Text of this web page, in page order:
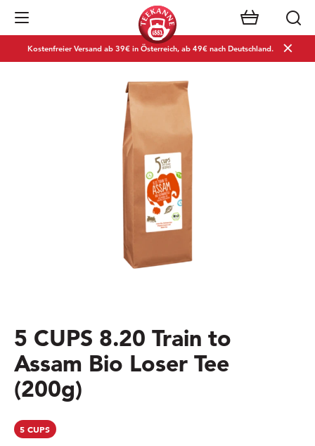
Navigation öffnen
Kostenfreier Versand ab 39€ in Österreich, ab 49€ nach Deutschland.
5 CUPS 8.20 Train to
Assam Bio Loser Tee
(200g)
5 CUPS